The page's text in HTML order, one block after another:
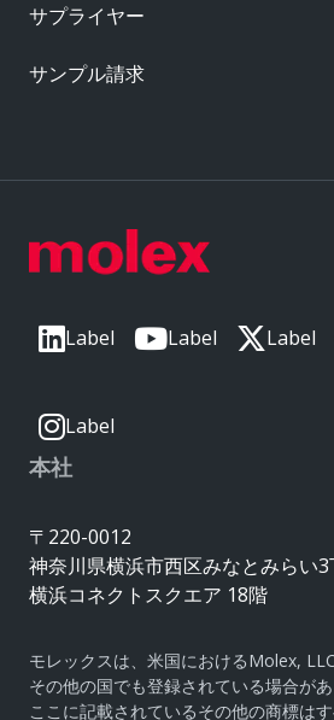
Label Label Label
Label
本社
〒220-0012
神奈川県横浜市西区みなとみらい
横浜コネクトスクエア 18階
モレックスは、米国におけるMolex,
その他の国でも登録されている場合があ
ここに記載されているその他の商標はす
サプライヤー
サンプル請求